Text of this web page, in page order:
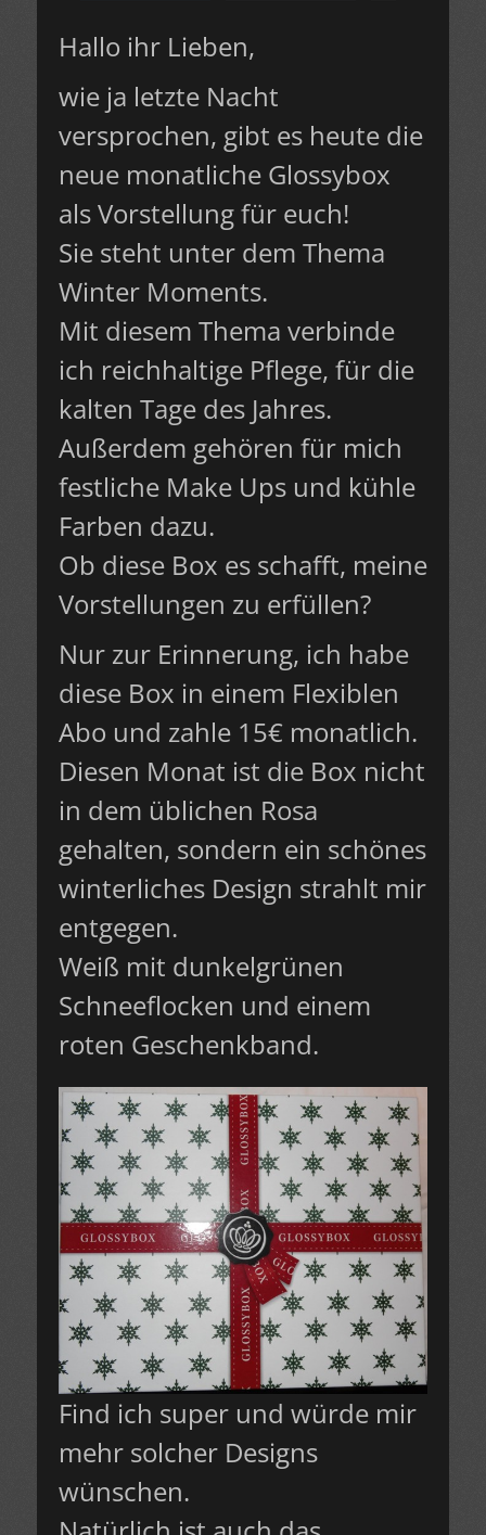
Hallo ihr Lieben,
wie ja letzte Nacht
versprochen, gibt es heute die
neue monatliche Glossybox
als Vorstellung für euch!
Sie steht unter dem Thema
Winter Moments.
Mit diesem Thema verbinde
ich reichhaltige Pflege, für die
kalten Tage des Jahres.
Außerdem gehören für mich
festliche Make Ups und kühle
Farben dazu.
Ob diese Box es schafft, meine
Vorstellungen zu erfüllen?
Nur zur Erinnerung, ich habe
diese Box in einem Flexiblen
Abo und zahle 15€ monatlich.
Diesen Monat ist die Box nicht
in dem üblichen Rosa
gehalten, sondern ein schönes
winterliches Design strahlt mir
entgegen.
Weiß mit dunkelgrünen
Schneeflocken und einem
roten Geschenkband.
Find ich super und würde mir
mehr solcher Designs
wünschen.